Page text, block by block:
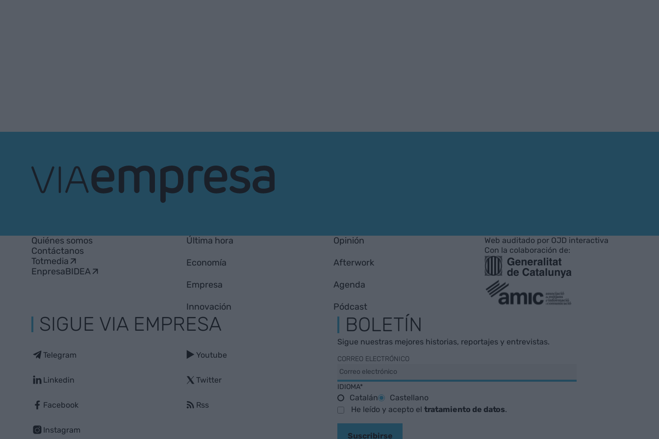
Quiénes somos
Contáctanos
Totmedia
EnpresaBIDEA
Última hora
Economía
Empresa
Innovación
Opinión
Afterwork
Agenda
Pódcast
Web auditado por OJD interactiva
Con la colaboración de:
SIGUE VIA EMPRESA
Telegram
Linkedin
Facebook
Instagram
Youtube
Twitter
Rss
BOLETÍN
Sigue nuestras mejores historias, reportajes y entrevistas.
CORREO ELECTRÓNICO
IDIOMA*
Catalán
Castellano
He leído y acepto el tratamiento de datos.
Suscribirse